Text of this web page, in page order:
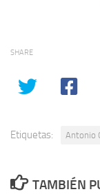
SHARE
Etiquetas: Antonio
TAMBIÉN